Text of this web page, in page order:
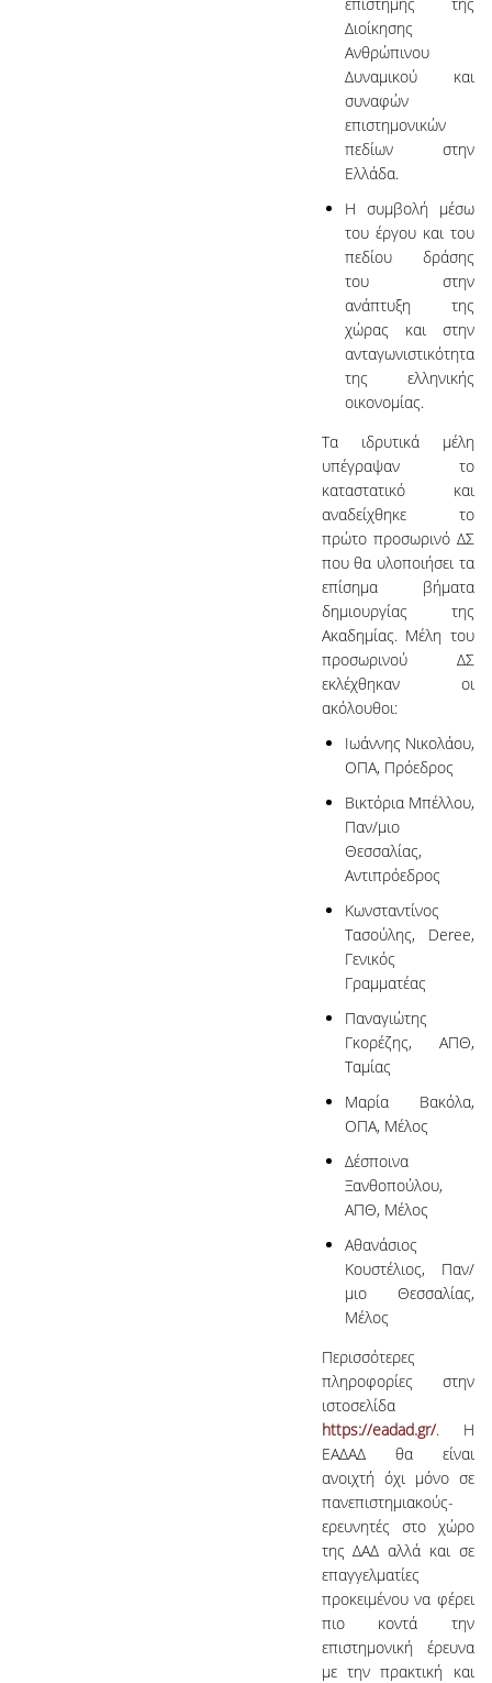
Διοίκησης
Ανθρώπινου
Δυναμικού και
συναφών
επιστημονικών
πεδίων στην
Ελλάδα.
Η συμβολή μέσω
του έργου και του
πεδίου δράσης
του στην
ανάπτυξη της
χώρας και στην
ανταγωνιστικότητα
της ελληνικής
οικονομίας.
Τα ιδρυτικά μέλη
υπέγραψαν το
καταστατικό και
αναδείχθηκε το
πρώτο προσωρινό ΔΣ
που θα υλοποιήσει τα
επίσημα βήματα
δημιουργίας της
Ακαδημίας. Μέλη του
προσωρινού ΔΣ
εκλέχθηκαν οι
ακόλουθοι:
Ιωάννης Νικολάου,
ΟΠΑ, Πρόεδρος
Βικτόρια Μπέλλου,
Παν/μιο
Θεσσαλίας,
Αντιπρόεδρος
Κωνσταντίνος
Τασούλης, Deree,
Γενικός
Γραμματέας
Παναγιώτης
Γκορέζης, ΑΠΘ,
Ταμίας
Μαρία Βακόλα,
ΟΠΑ, Μέλος
Δέσποινα
Ξανθοπούλου,
ΑΠΘ, Μέλος
Αθανάσιος
Κουστέλιος, Παν/
μιο Θεσσαλίας,
Μέλος
Περισσότερες
πληροφορίες στην
ιστοσελίδα
https://eadad.gr/. Η
ΕΑΔΑΔ θα είναι
ανοιχτή όχι μόνο σε
πανεπιστημιακούς-
ερευνητές στο χώρο
της ΔΑΔ αλλά και σε
επαγγελματίες
προκειμένου να φέρει
πιο κοντά την
επιστημονική έρευνα
με την πρακτική και